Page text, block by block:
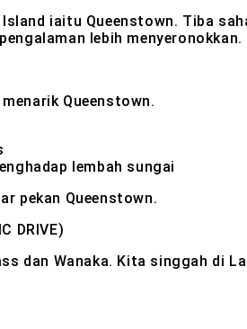
iaitu Queenstown. Tiba
lebih
Queenstown.
lembah sungai
pekan Queenstown.
DRIVE)
dan Wanaka. Kita singgah di